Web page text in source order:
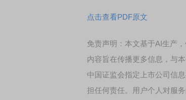
点击查看PDF原文
免责声明：本文基于AI生产
内容旨在传播更多信息，与本
中国证监会指定上市公司信息
担任何责任。用户个人对服